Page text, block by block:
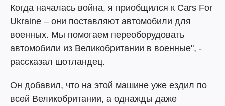
Когда началась война, я приобщился к Cars For
Ukraine – они поставляют автомобили для
военных. Мы помогаем переоборудовать
автомобили из Великобритании в военные", -
рассказал шотландец.
Он добавил, что на этой машине уже ездил по
всей Великобритании, а однажды даже